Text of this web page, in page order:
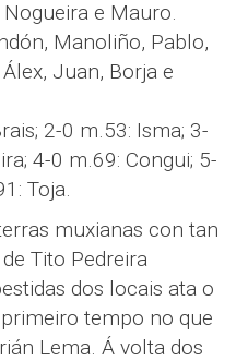
e Mauro.
Manoliño, Pablo,
Juan, Borja e
2-0 m.53: Isma; 3-
4-0 m.69: Congui; 5-
Toja.
muxianas con tan
Tito Pedreira
dos locais ata o
tempo no que
Lema. Á volta dos